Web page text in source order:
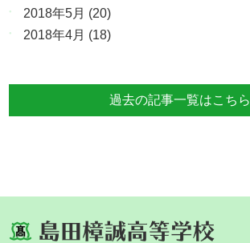
2018年5月 (20)
2018年4月 (18)
過去の記事一覧はこちら